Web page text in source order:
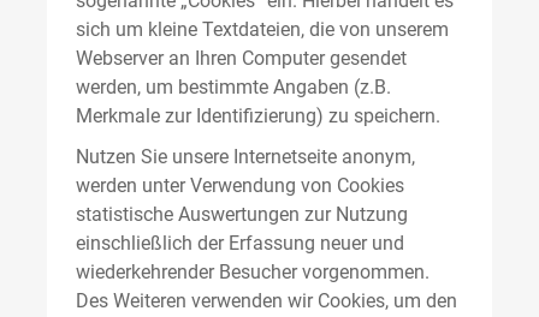
sich um kleine Textdateien, die von unserem
Webserver an Ihren Computer gesendet
werden, um bestimmte Angaben (z.B.
Merkmale zur Identifizierung) zu speichern.
Nutzen Sie unsere Internetseite anonym,
werden unter Verwendung von Cookies
statistische Auswertungen zur Nutzung
einschließlich der Erfassung neuer und
wiederkehrender Besucher vorgenommen.
Des Weiteren verwenden wir Cookies, um den